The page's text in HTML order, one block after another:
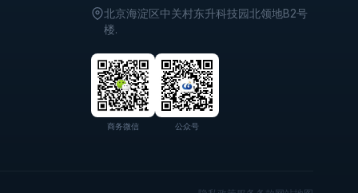
北京海淀区中关村东升科技园北领地B2号
楼.
商务微信 公众号